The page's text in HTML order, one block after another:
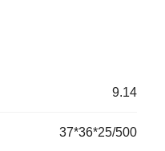
9.14
37*36*25/500